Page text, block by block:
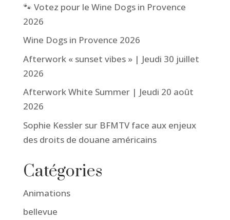
🐾 Votez pour le Wine Dogs in Provence
2026
Wine Dogs in Provence 2026
Afterwork « sunset vibes » | Jeudi 30 juillet
2026
Afterwork White Summer | Jeudi 20 août
2026
Sophie Kessler sur BFMTV face aux enjeux
des droits de douane américains
Catégories
Animations
bellevue